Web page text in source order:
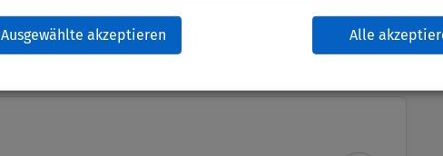
Ausgewählte akzeptieren Alle